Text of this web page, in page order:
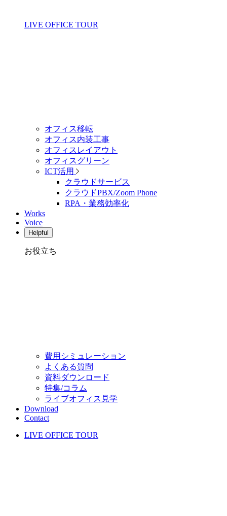
LIVE OFFICE TOUR
オフィス移転
オフィス内装工事
オフィスレイアウト
オフィスグリーン
ICT活用
クラウドサービス
クラウドPBX/Zoom Phone
RPA・業務効率化
Works
Voice
Helpful
お役立ち
費用シミュレーション
よくある質問
資料ダウンロード
特集/コラム
ライブオフィス見学
Download
Contact
LIVE OFFICE TOUR